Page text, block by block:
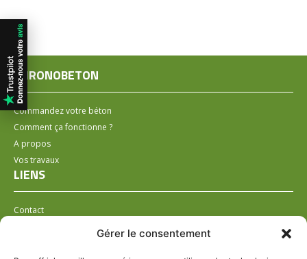
Gérer le consentement
CHRONOBETON
Commandez votre béton
Comment ça fonctionne ?
A propos
Vos travaux
LIENS
Contact